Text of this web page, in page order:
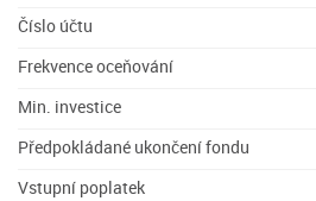
Číslo účtu
Frekvence oceňování
Min. investice
Předpokládané ukončení fondu
Vstupní poplatek